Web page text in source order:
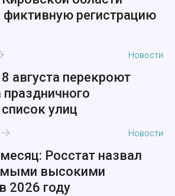
регистрацию
Новости
августа перекроют
праздничного
улиц
Новости
Росстат назвал
высокими
2026 году